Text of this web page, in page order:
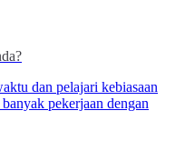
dan pelajari kebiasaan
pekerjaan dengan